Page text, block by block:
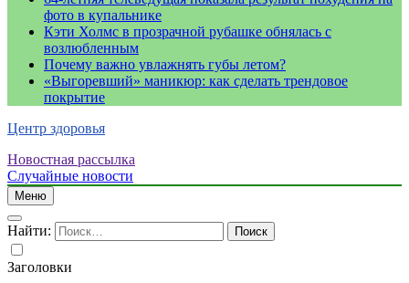
фото в купальнике
Кэти Холмс в прозрачной рубашке обнялась с
возлюбленным
Почему важно увлажнять губы летом?
«Выгоревший» маникюр: как сделать трендовое
покрытие
Центр здоровья
Новостная рассылка
Случайные новости
Меню
Найти:
Заголовки